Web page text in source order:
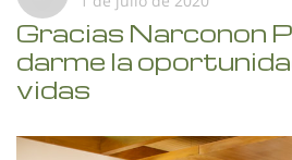
Gracias Narconon
darme la
vidas